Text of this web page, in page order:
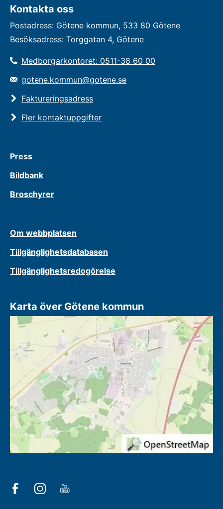
Kontakta oss
Postadress: Götene kommun, 533 80 Götene
Besöksadress: Torggatan 4, Götene
Medborgarkontoret: 0511-38 60 00
gotene.kommun@gotene.se
Faktureringsadress
Fler kontaktuppgifter
Press
Bildbank
Broschyrer
Om webbplatsen
Tillgänglighetsdatabasen
Tillgänglighetsredogörelse
Karta över Götene kommun